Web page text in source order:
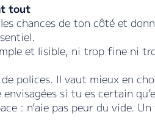
tout
chances de ton côté et
et lisible, ni trop fine ni
polices. Il vaut mieux en
si tu es certain
: n’aie pas peur du vide.